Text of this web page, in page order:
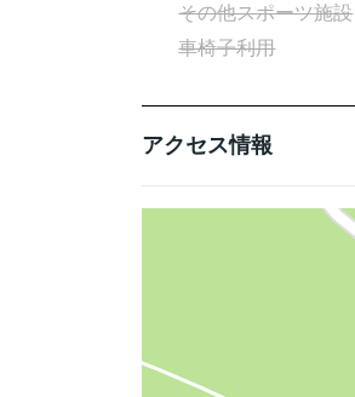
その他スポーツ施設
車椅子利用
アクセス情報